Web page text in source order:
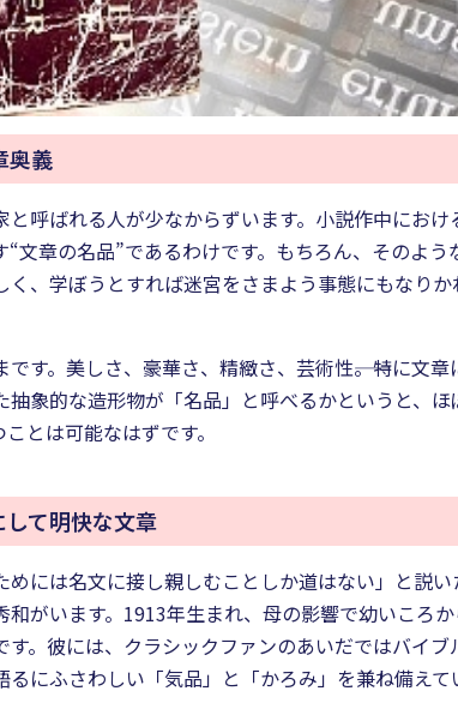
奥義
呼ばれる人が少なからずいます。小説作中にお
文章の名品”であるわけです。もちろん、そのよ
、学ぼうとすれば迷宮をさまよう事態にもなり
す。美しさ、豪華さ、精緻さ、芸術性――。特に文
象的な造形物が「名品」と呼べるかというと、
とは可能なはずです。
て明快な文章
には名文に接し親しむことしか道はない」と説
がいます。1913年生まれ、母の影響で幼いころ
す。彼には、クラシックファンのあいだではバイ
にふさわしい「気品」と「かろみ」を兼ね備えて